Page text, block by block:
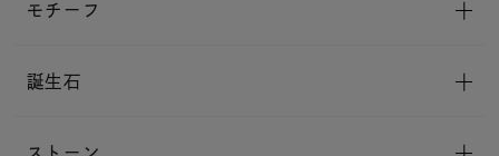
モチーフ
誕生石